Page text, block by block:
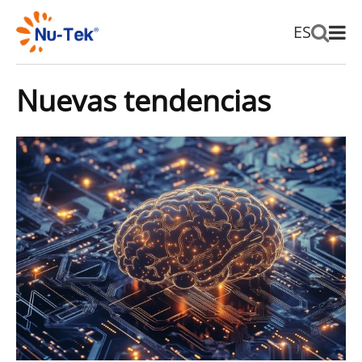
ES
Nuevas tendencias